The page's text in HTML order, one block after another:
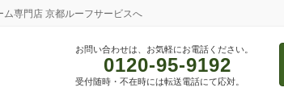
専門店 京都ルーフサービスへ
お問い合わせは、お気軽にお電話ください。
0120-95-9192
受付随時・不在時には転送電話にて応対。